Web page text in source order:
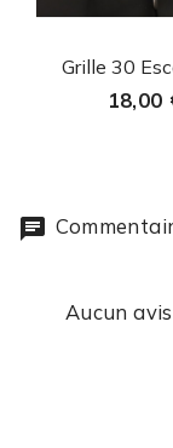
Aperçu
Grille 30
18,00
Aucun